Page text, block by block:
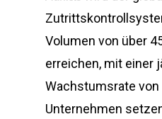
Volumen von über
erreichen, mit einer
Wachstumsrate von
Unternehmen